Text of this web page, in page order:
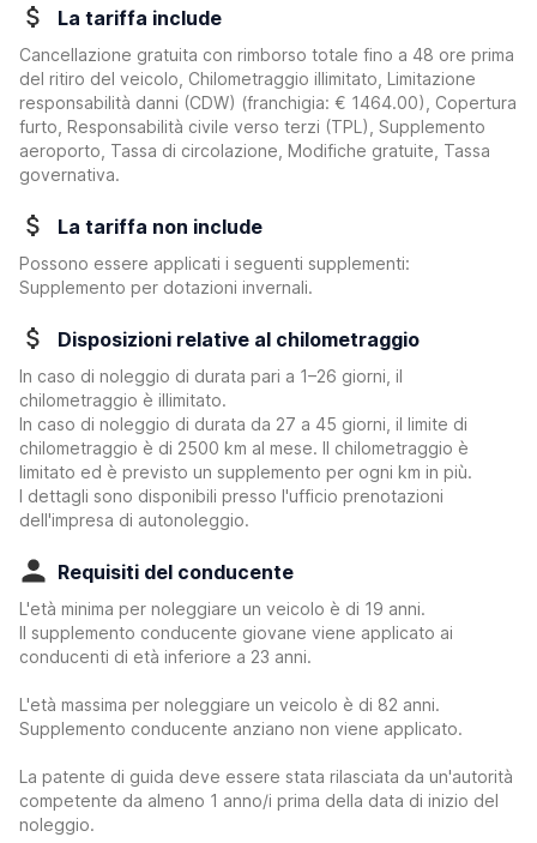
La tariffa include
Cancellazione gratuita con rimborso totale fino a 48 ore prima
del ritiro del veicolo, Chilometraggio illimitato, Limitazione
responsabilità danni (CDW) (franchigia: € 1464.00)
, Copertura
furto, Responsabilità civile verso terzi (TPL), Supplemento
aeroporto, Tassa di circolazione, Modifiche gratuite, Tassa
governativa.
La tariffa non include
Possono essere applicati i seguenti supplementi:
Supplemento per dotazioni invernali.
Disposizioni relative al chilometraggio
In caso di noleggio di durata pari a 1–26 giorni, il
chilometraggio è illimitato.
In caso di noleggio di durata da 27 a 45 giorni, il limite di
chilometraggio è di 2500 km al mese. Il chilometraggio è
limitato ed è previsto un supplemento per ogni km in più.
I dettagli sono disponibili presso l'ufficio prenotazioni
dell'impresa di autonoleggio.
Requisiti del conducente
L'età minima per noleggiare un veicolo è di 19 anni.
Il supplemento conducente giovane viene applicato ai
conducenti di età inferiore a 23 anni.
L'età massima per noleggiare un veicolo è di 82 anni.
Supplemento conducente anziano non viene applicato.
La patente di guida deve essere stata rilasciata da un'autorità
competente da almeno 1 anno/i prima della data di inizio del
noleggio.